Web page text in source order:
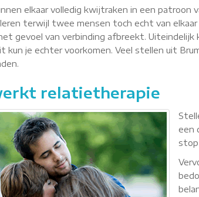
elkaar volledig kwijtraken in een patroon
terwijl twee mensen toch echt van
gevoel van verbinding afbreekt.
kun je echter voorkomen. Veel stellen uit
relatietherapie
een